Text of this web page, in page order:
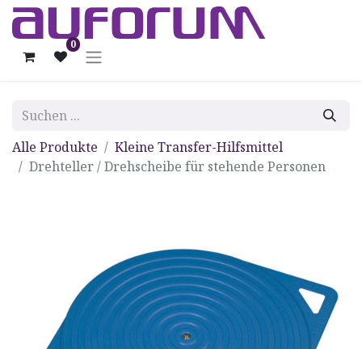
0
Alle Produkte
Kleine Transfer-Hilfsmittel
Drehteller / Drehscheibe für stehende Personen